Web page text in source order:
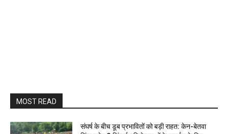
MOST READ
संघर्ष के बीच डूब प्रभावितों को बड़ी राहत: केन-बेतवा